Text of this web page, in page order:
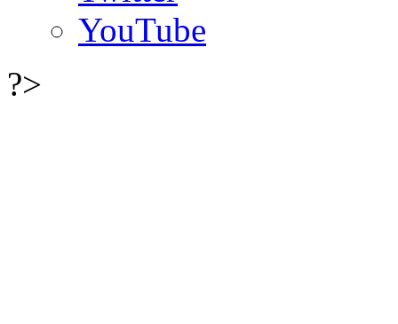
YouTube
?>